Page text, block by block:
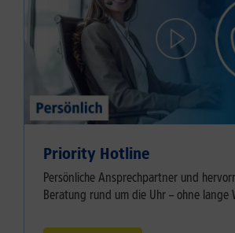
Priority Hotline
Persönliche Ansprechpartner und
Beratung rund um die Uhr – ohne lange